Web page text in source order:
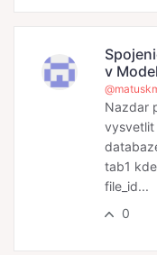
v
Nazdar
vysvetlit
tab1
file_id...
0